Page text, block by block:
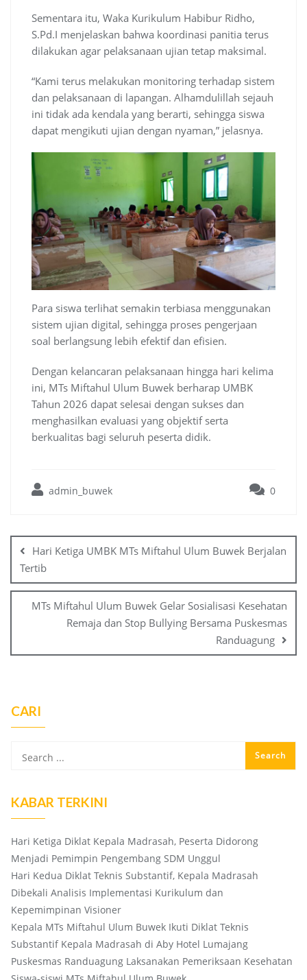
Sementara itu, Waka Kurikulum Habibur Ridho,
S.Pd.I menjelaskan bahwa koordinasi panitia terus
dilakukan agar pelaksanaan ujian tetap maksimal.
“Kami terus melakukan monitoring terhadap sistem
dan pelaksanaan di lapangan. Alhamdulillah sejauh
ini tidak ada kendala yang berarti, sehingga siswa
dapat mengikuti ujian dengan nyaman,” jelasnya.
Para siswa terlihat semakin terbiasa menggunakan
sistem ujian digital, sehingga proses pengerjaan
soal berlangsung lebih efektif dan efisien.
Dengan kelancaran pelaksanaan hingga hari kelima
ini, MTs Miftahul Ulum Buwek berharap UMBK
Tahun 2026 dapat selesai dengan sukses dan
menghasilkan evaluasi yang objektif serta
berkualitas bagi seluruh peserta didik.
admin_buwek 0
navigation
Hari Ketiga UMBK MTs Miftahul Ulum Buwek Berjalan
Tertib
MTs Miftahul Ulum Buwek Gelar Sosialisasi Kesehatan
Remaja dan Stop Bullying Bersama Puskesmas
Randuagung
CARI
KABAR TERKINI
Hari Ketiga Diklat Kepala Madrasah, Peserta Didorong
Menjadi Pemimpin Pengembang SDM Unggul
Hari Kedua Diklat Teknis Substantif, Kepala Madrasah
Dibekali Analisis Implementasi Kurikulum dan
Kepemimpinan Visioner
Kepala MTs Miftahul Ulum Buwek Ikuti Diklat Teknis
Substantif Kepala Madrasah di Aby Hotel Lumajang
Puskesmas Randuagung Laksanakan Pemeriksaan Kesehatan